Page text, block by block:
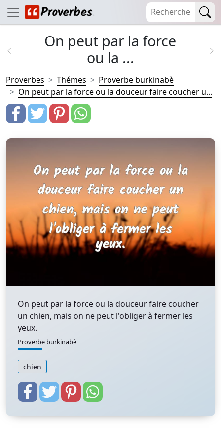
On peut par la force
ou la ...
Proverbes Thémes
Proverbe burkinabè
On peut par la force ou la douceur faire coucher u...
On peut par la force ou la douceur faire coucher
un chien, mais on ne peut l'obliger à fermer les
yeux.
Proverbe burkinabè
chien